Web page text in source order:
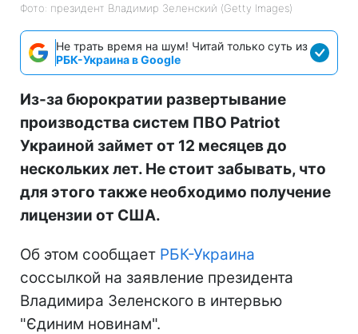
Фото: президент Владимир Зеленский (Getty Images)
Не трать время на шум! Читай только суть из
РБК-Украина в Google
Из-за бюрократии развертывание
производства систем ПВО Patriot
Украиной займет от 12 месяцев до
нескольких лет. Не стоит забывать, что
для этого также необходимо получение
лицензии от США.
Об этом сообщает РБК-Украина
соссылкой на заявление президента
Владимира Зеленского в интервью
"Єдиним новинам".